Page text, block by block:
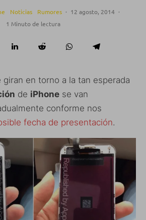
Noticias Rumores · 12 agosto, 2014 ·
1 Minuto de lectura
giran en torno a la tan esperada
de iPhone se van
conforme nos
fecha de presentación.